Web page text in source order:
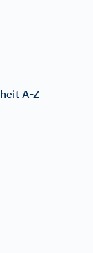
A-Z